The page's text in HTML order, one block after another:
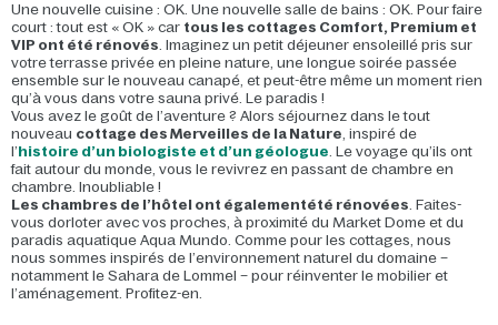
Une nouvelle cuisine : OK. Une nouvelle salle de bains : OK. Pour faire
court : tout est « OK » car tous les cottages Comfort, Premium et
VIP ont été rénovés. Imaginez un petit déjeuner ensoleillé pris sur
votre terrasse privée en pleine nature, une longue soirée passée
ensemble sur le nouveau canapé, et peut-être même un moment rien
qu’à vous dans votre sauna privé. Le paradis !
Vous avez le goût de l’aventure ? Alors séjournez dans le tout
nouveau cottage des Merveilles de la Nature, inspiré de
l’histoire d’un biologiste et d’un géologue. Le voyage qu’ils ont
fait autour du monde, vous le revivrez en passant de chambre en
chambre. Inoubliable !
Les chambres de l’hôtel ont égalementété rénovées. Faites-
vous dorloter avec vos proches, à proximité du Market Dome et du
paradis aquatique Aqua Mundo. Comme pour les cottages, nous
nous sommes inspirés de l’environnement naturel du domaine –
notamment le Sahara de Lommel – pour réinventer le mobilier et
l’aménagement. Profitez-en.